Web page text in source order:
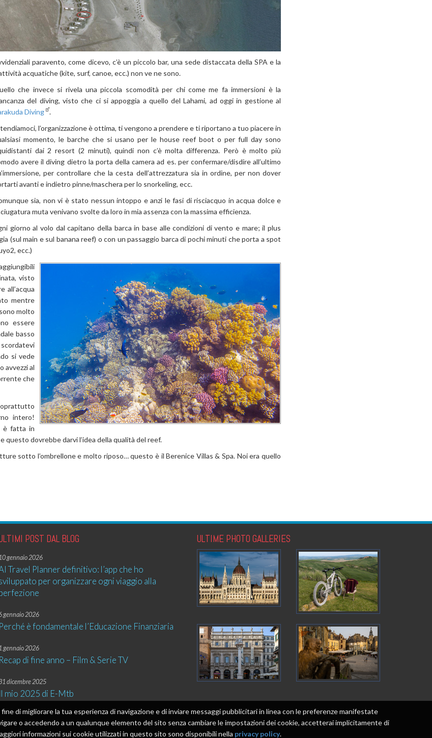
paravento, come dicevo, c’è un piccolo bar, una sede distaccata della SPA e la
acquatiche (kite, surf, canoe, ecc.) non ve ne sono.
che invece si rivela una piccola scomodità per chi come me fa immersioni è la
del diving, visto che ci si appoggia a quello del Lahami, ad oggi in gestione al
Diving .
l’organizzazione è ottima, ti vengono a prendere e ti riportano a tuo piacere in
momento, le barche che si usano per le house reef boot o per full day sono
dai 2 resort (2 minuti), quindi non c’è molta differenza. Però è molto più
avere il diving dietro la porta della camera ad es. per confermare/disdire all’ultimo
per controllare che la cesta dell’attrezzatura sia in ordine, per non dover
avanti e indietro pinne/maschera per lo snorkeling, ecc.
sia, non vi è stato nessun intoppo e anzi le fasi di risciacquo in acqua dolce e
muta venivano svolte da loro in mia assenza con la massima efficienza.
giorno al volo dal capitano della barca in base alle condizioni di vento e mare; il plus
(sul main e sul banana reef) o con un passaggio barca di pochi minuti che porta a spot
ecc.)
visto
all’acqua
mentre
molto
essere
basso
scordatevi
si vede
avvezzi al
che
intero!
è fatta in
questo dovrebbe darvi l’idea della qualità del reef.
sotto l’ombrellone e molto riposo… questo è il Berenice Villas & Spa. Noi era quello
POST DAL BLOG
gennaio 2026
Travel Planner definitivo: l’app che ho
per organizzare ogni viaggio alla
gennaio 2026
Perché è fondamentale l’Educazione Finanziaria
gennaio 2026
Recap di fine anno – Film & Serie TV
dicembre 2025
Il mio 2025 di E-Mtb
ULTIME PHOTO GALLERIES
di migliorare la tua esperienza di navigazione e di inviare messaggi pubblicitari in linea con le preferenze manifestate
o accedendo a un qualunque elemento del sito senza cambiare le impostazioni dei cookie, accetterai implicitamente di
informazioni sui cookie utilizzati in questo sito sono disponibili nella privacy policy.